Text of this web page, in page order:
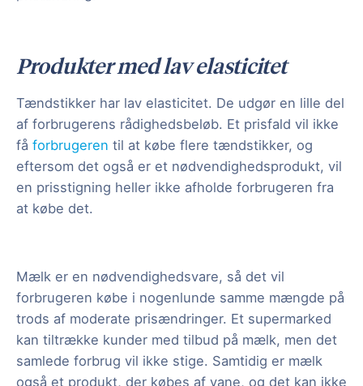
Produkter med lav elasticitet
Tændstikker har lav elasticitet. De udgør en lille del
af forbrugerens rådighedsbeløb. Et prisfald vil ikke
få forbrugeren til at købe flere tændstikker, og
eftersom det også er et nødvendighedsprodukt, vil
en prisstigning heller ikke afholde forbrugeren fra
at købe det.
Mælk er en nødvendighedsvare, så det vil
forbrugeren købe i nogenlunde samme mængde på
trods af moderate prisændringer. Et supermarked
kan tiltrække kunder med tilbud på mælk, men det
samlede forbrug vil ikke stige. Samtidig er mælk
også et produkt, der købes af vane, og det kan ikke